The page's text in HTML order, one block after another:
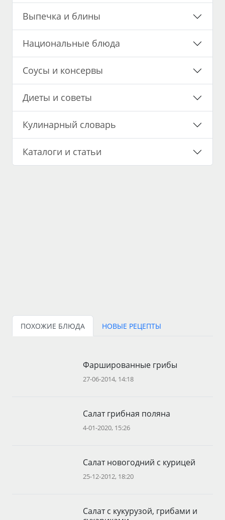
Выпечка и блины
Национальные блюда
Соусы и консервы
Диеты и советы
Кулинарный словарь
Каталоги и статьи
ПОХОЖИЕ БЛЮДА НОВЫЕ РЕЦЕПТЫ
Фаршированные грибы
27-06-2014, 14:18
Салат грибная поляна
4-01-2020, 15:26
Салат новогодний с курицей
25-12-2012, 18:20
Салат с кукурузой, грибами и